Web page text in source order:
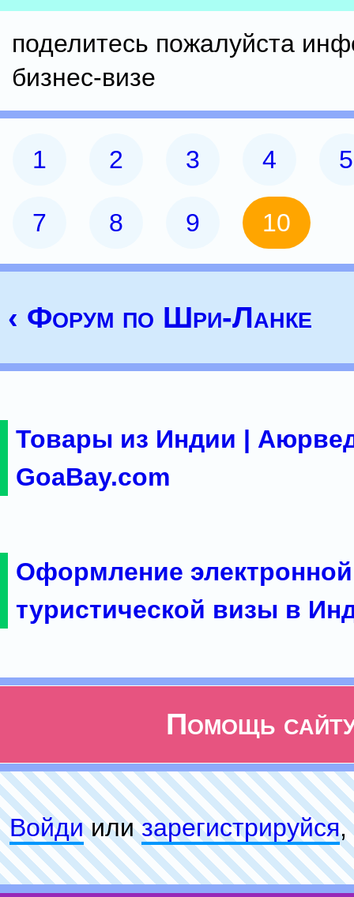
поделитесь пожалуйста
бизнес-визе
1 2 3 4 5
7 8 9 10
‹ Форум по Шри-Ланке
Товары из Индии |
GoaBay.com
Оформление электронной
туристической визы в
Помощь
Войдиилизарeгиcтpируйся,